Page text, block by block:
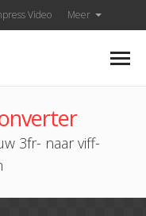
Video Meer
3fr- naar viff-